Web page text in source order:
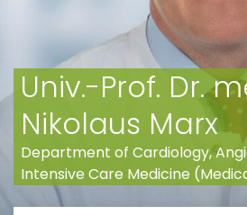
Univ.-Prof. Dr.
Nikolaus Marx
Department of Cardiology,
Intensive Care Medicine